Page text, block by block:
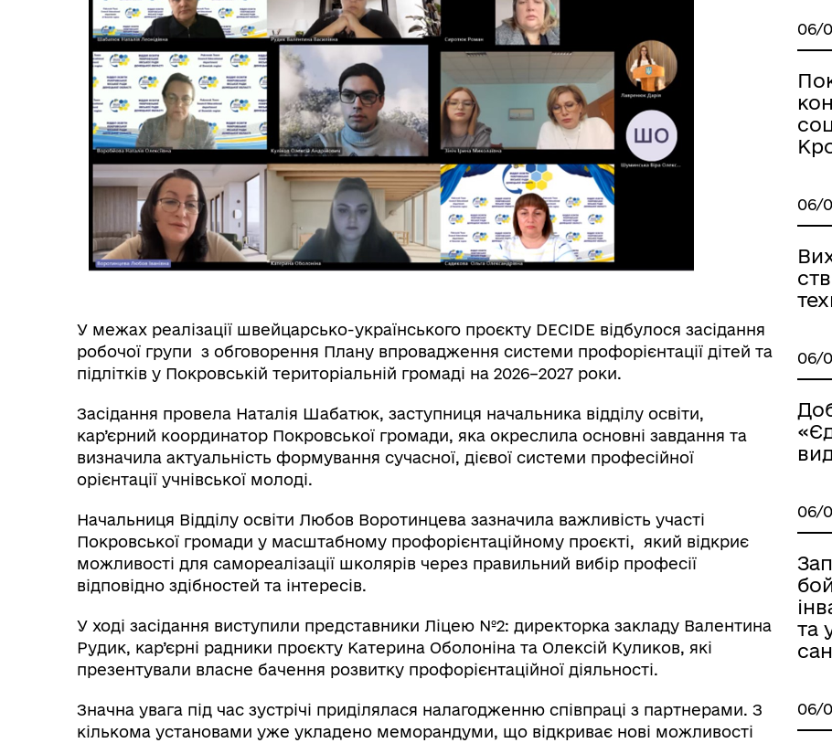
Гуманітарна допомога
Розпорядження начальника
Соціальні послуги
У межах реалізації швейцарсько-українського проєкту DECIDE відбулося засідання
робочої групи з обговорення Плану впровадження системи профорієнтації дітей та
підлітків у Покровській територіальній громаді на 2026–2027 роки.
Засідання провела Наталія Шабатюк, заступниця начальника відділу освіти,
кар’єрний координатор Покровської громади, яка окреслила основні завдання та
визначила актуальність формування сучасної, дієвої системи професійної
орієнтації учнівської молоді.
Начальниця Відділу освіти Любов Воротинцева зазначила важливість участі
Покровської громади у масштабному профорієнтаційному проєкті, який відкриє
можливості для самореалізації школярів через правильний вибір професії
відповідно здібностей та інтересів.
У ході засідання виступили представники Ліцею №2: директорка закладу Валентина
Рудик, кар’єрні радники проєкту Катерина Оболоніна та Олексій Куликов, які
презентували власне бачення розвитку профорієнтаційної діяльності.
Значна увага під час зустрічі приділялася налагодженню співпраці з партнерами. З
кількома установами уже укладено меморандуми, що відкриває нові можливості
06/
06/
06/
06/
та
06/